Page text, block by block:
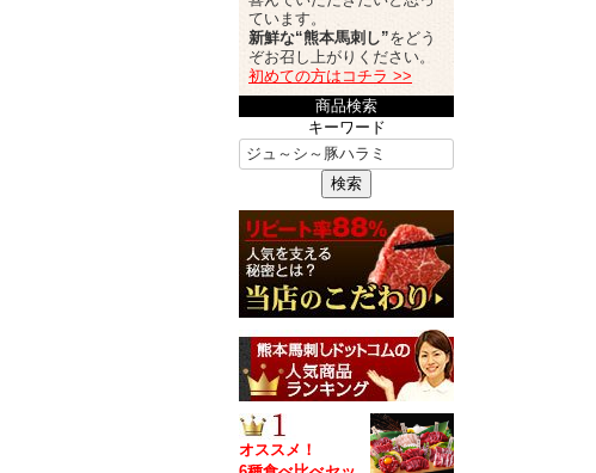
ています。
新鮮な“熊本馬刺し”をどう
ぞお召し上がりください。
初めての方はコチラ >>
商品検索
キーワード
検索
オススメ！